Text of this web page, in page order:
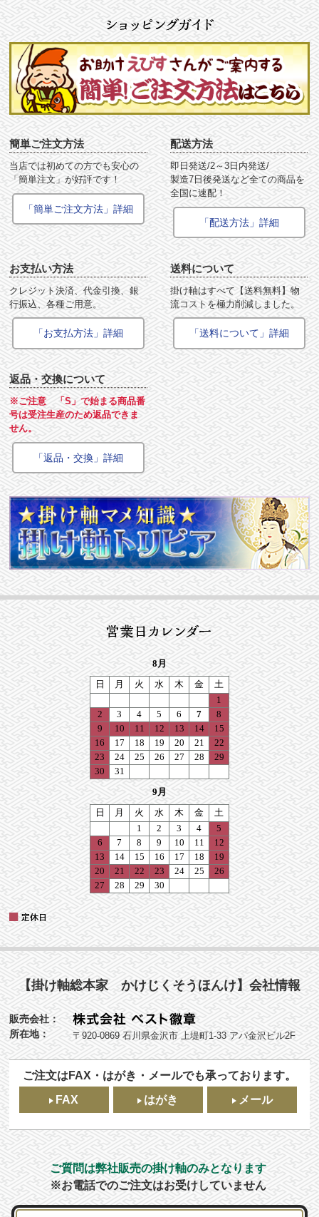
簡単ご注文方法
当店では初めての方でも安心の
「簡単注文」が好評です！
「簡単ご注文方法」詳細
配送方法
即日発送/2～3日内発送/
製造7日後発送など全ての商品を
全国に速配！
「配送方法」詳細
お支払い方法
クレジット決済、代金引換、銀
行振込、各種ご用意。
「お支払方法」詳細
送料について
掛け軸はすべて【送料無料】物
流コストを極力削減しました。
「送料について」詳細
返品・交換について
※ご注意 「S」で始まる商品番
号は受注生産のため返品できま
せん。
「返品・交換」詳細
【掛け軸総本家 かけじくそうほんけ】会社情報
販売会社：
所在地：
〒920-0869 石川県金沢市 上堤町1-33 アパ金沢ビル2F
ご注文はFAX・はがき・メールでも承っております。
FAX
はがき メール
ご質問は弊社販売の掛け軸のみとなります
※お電話でのご注文はお受けしていません